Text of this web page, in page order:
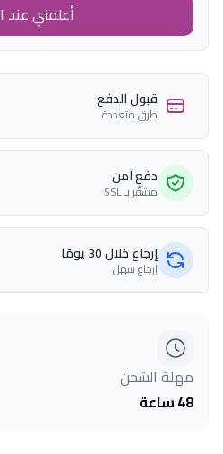
أعلمني عند
قبول الدفع
طرق متعددة
دفع آمن
مشفّر بـ SSL
إرجاع خلال 30 يومًا
إرجاع سهل
مهلة الشحن
48 ساعة